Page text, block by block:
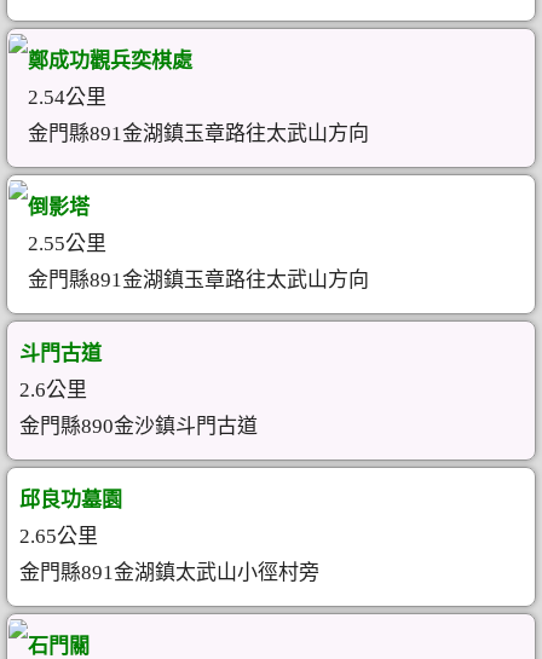
鄭成功觀兵奕棋處
2.54公里
金門縣891金湖鎮玉章路往太武山方向
倒影塔
2.55公里
金門縣891金湖鎮玉章路往太武山方向
斗門古道
2.6公里
金門縣890金沙鎮斗門古道
邱良功墓園
2.65公里
金門縣891金湖鎮太武山小徑村旁
石門關